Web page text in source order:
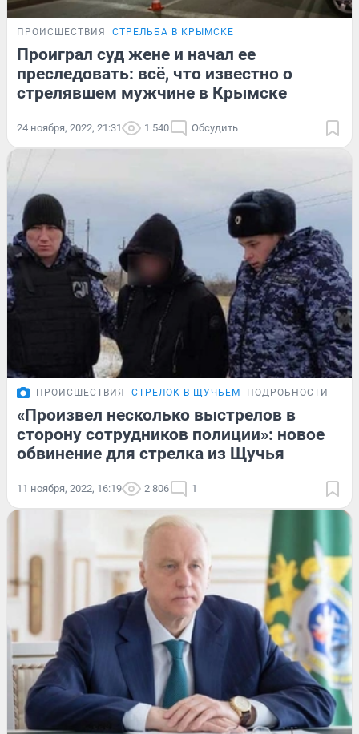
ПРОИСШЕСТВИЯ СТРЕЛЬБА В КРЫМСКЕ
Проиграл суд жене и начал ее
преследовать: всё, что известно о
стрелявшем мужчине в Крымске
24 ноября, 2022, 21:31 1 540 Обсудить
ПРОИСШЕСТВИЯ СТРЕЛОК В ЩУЧЬЕМ ПОДРОБНОСТИ
«Произвел несколько выстрелов в
сторону сотрудников полиции»: новое
обвинение для стрелка из Щучья
11 ноября, 2022, 16:19 2 806 1